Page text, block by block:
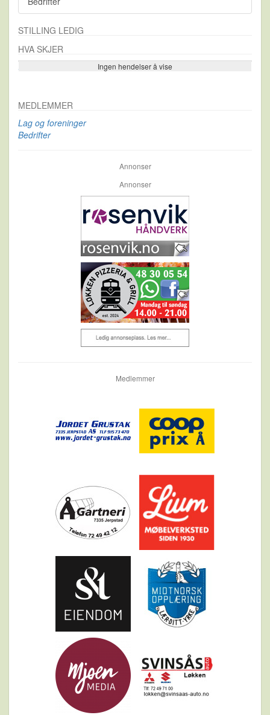
STILLING LEDIG
HVA SKJER
Ingen hendelser å vise
Se flere…
MEDLEMMER
Lag og foreninger
Bedrifter
Annonser
Annonser
Medlemmer